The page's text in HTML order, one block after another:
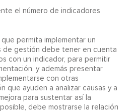
el número de indicadores
permita implementar un
de gestión debe tener en cuenta
con un indicador, para permitir
y además presentar
con otras
que ayuden a analizar causas y a
para sustentar así la
debe mostrarse la relación